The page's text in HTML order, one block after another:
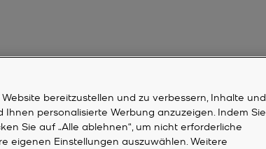
bereitzustellen und zu verbessern, Inhalte und
personalisierte Werbung anzuzeigen. Indem Sie
Sie auf „Alle ablehnen“, um nicht erforderliche
eigenen Einstellungen auszuwählen. Weitere